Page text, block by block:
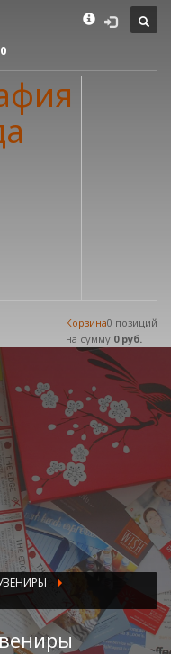
Корзина0 позиций
на сумму 0 руб.